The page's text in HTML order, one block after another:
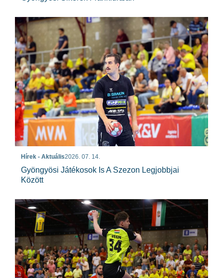
Hírek - Aktuális2026. 07. 14.
Gyöngyösi Játékosok Is A Szezon Legjobbjai
Között